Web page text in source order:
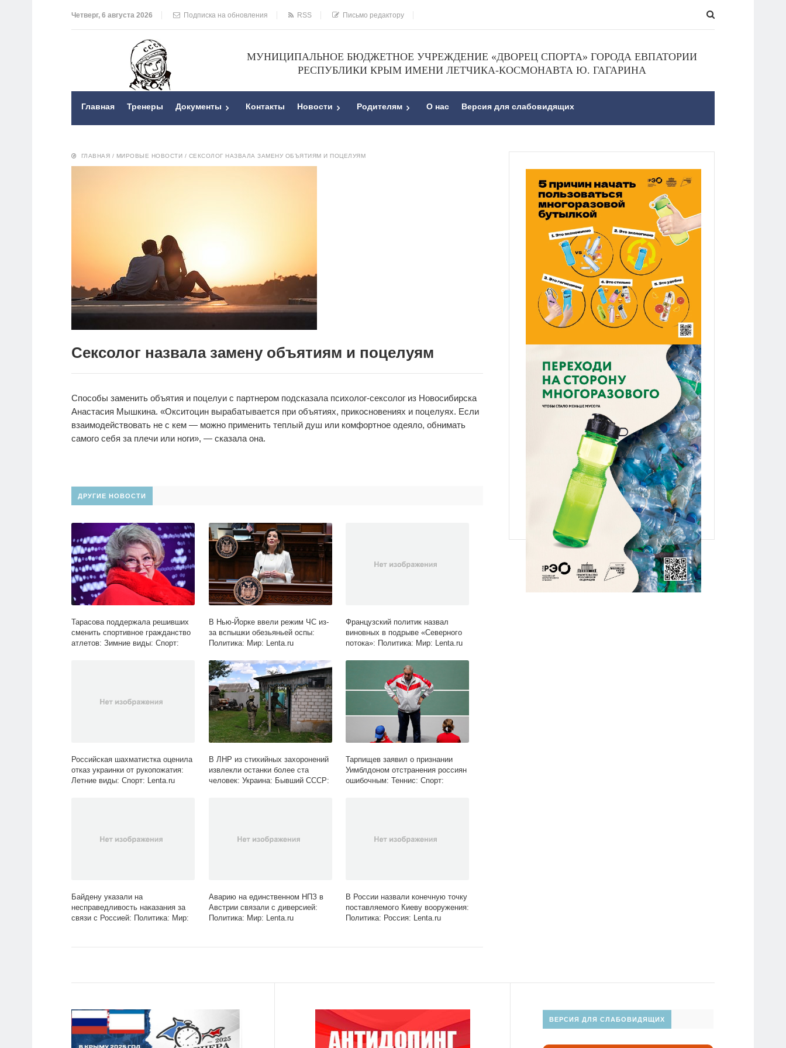
Четверг, 6 августа 2026 Подписка на обновления RSS Письмо редактору
МУНИЦИПАЛЬНОЕ БЮДЖЕТНОЕ УЧРЕЖДЕНИЕ «ДВОРЕЦ СПОРТА» ГОРОДА ЕВПАТОРИИ
РЕСПУБЛИКИ КРЫМ ИМЕНИ ЛЕТЧИКА-КОСМОНАВТА Ю. ГАГАРИНА
Главная Тренеры Документы Контакты Новости Родителям О нас Версия для слабовидящих
ГЛАВНАЯ / МИРОВЫЕ НОВОСТИ / СЕКСОЛОГ НАЗВАЛА ЗАМЕНУ ОБЪЯТИЯМ И ПОЦЕЛУЯМ
Сексолог назвала замену объятиям и поцелуям
Способы заменить объятия и поцелуи с партнером подсказала психолог-сексолог из Новосибирска
Анастасия Мышкина. «Окситоцин вырабатывается при объятиях, прикосновениях и поцелуях. Если
взаимодействовать не с кем — можно применить теплый душ или комфортное одеяло, обнимать
самого себя за плечи или ноги», — сказала она.
ДРУГИЕ НОВОСТИ
Тарасова поддержала решивших
сменить спортивное гражданство
атлетов: Зимние виды: Спорт:
В Нью-Йорке ввели режим ЧС из-
за вспышки обезьяньей оспы:
Политика: Мир: Lenta.ru
Французский политик назвал
виновных в подрыве «Северного
потока»: Политика: Мир: Lenta.ru
Российская шахматистка оценила
отказ украинки от рукопожатия:
Летние виды: Спорт: Lenta.ru
В ЛНР из стихийных захоронений
извлекли останки более ста
человек: Украина: Бывший СССР:
Тарпищев заявил о признании
Уимблдоном отстранения россиян
ошибочным: Теннис: Спорт:
Байдену указали на
несправедливость наказания за
связи с Россией: Политика: Мир:
Аварию на единственном НПЗ в
Австрии связали с диверсией:
Политика: Мир: Lenta.ru
В России назвали конечную точку
поставляемого Киеву вооружения:
Политика: Россия: Lenta.ru
ВЕРСИЯ ДЛЯ СЛАБОВИДЯЩИХ